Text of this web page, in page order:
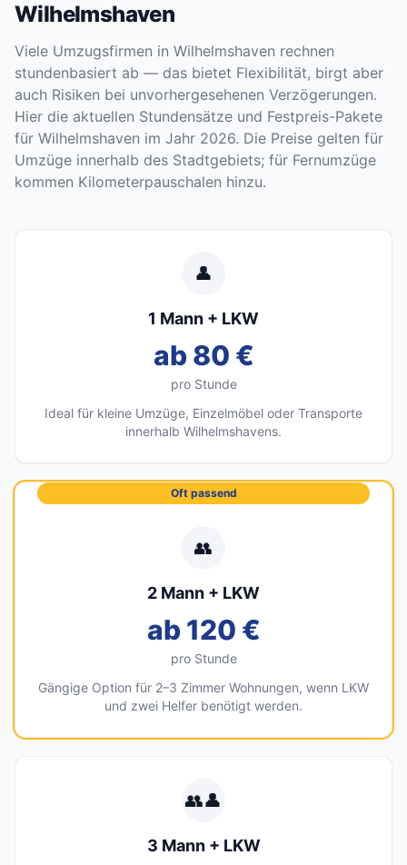
Wilhelmshaven
Viele Umzugsfirmen in Wilhelmshaven rechnen
stundenbasiert ab — das bietet Flexibilität, birgt aber
auch Risiken bei unvorhergesehenen Verzögerungen.
Hier die aktuellen Stundensätze und Festpreis-Pakete
für Wilhelmshaven im Jahr 2026. Die Preise gelten für
Umzüge innerhalb des Stadtgebiets; für Fernumzüge
kommen Kilometerpauschalen hinzu.
👤
1 Mann + LKW
ab 80 €
pro Stunde
Ideal für kleine Umzüge, Einzelmöbel oder Transporte
innerhalb Wilhelmshavens.
Oft passend
👥
2 Mann + LKW
ab 120 €
pro Stunde
Gängige Option für 2–3 Zimmer Wohnungen, wenn LKW
und zwei Helfer benötigt werden.
👥👤
3 Mann + LKW